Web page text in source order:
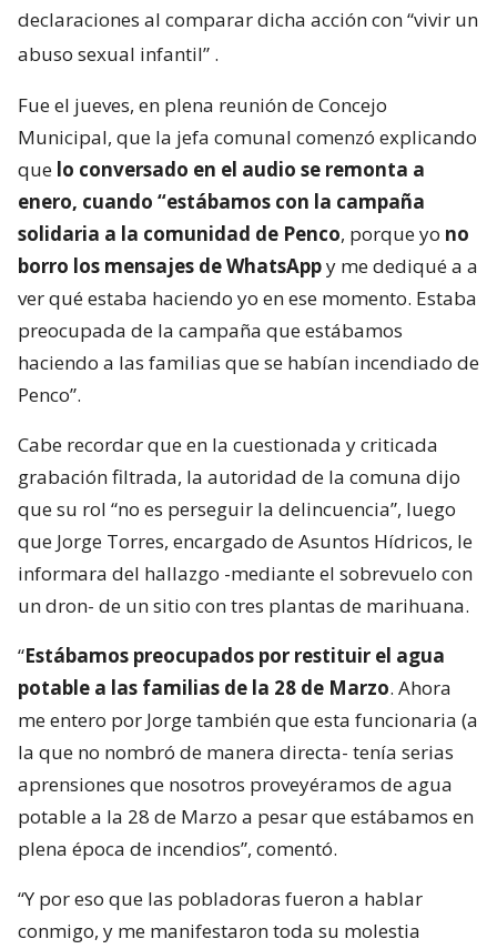
declaraciones al comparar dicha acción con “vivir un
abuso sexual infantil” .
Fue el jueves, en plena reunión de Concejo
Municipal, que la jefa comunal comenzó explicando
que lo conversado en el audio se remonta a
enero, cuando “estábamos con la campaña
solidaria a la comunidad de Penco, porque yo no
borro los mensajes de WhatsAppy me dediqué a a
ver qué estaba haciendo yo en ese momento. Estaba
preocupada de la campaña que estábamos
haciendo a las familias que se habían incendiado de
Penco”.
Cabe recordar que en la cuestionada y criticada
grabación filtrada, la autoridad de la comuna dijo
que su rol “no es perseguir la delincuencia”, luego
que Jorge Torres, encargado de Asuntos Hídricos, le
informara del hallazgo -mediante el sobrevuelo con
un dron- de un sitio con tres plantas de marihuana.
“Estábamos preocupados por restituir el agua
potable a las familias de la 28 de Marzo. Ahora
me entero por Jorge también que esta funcionaria (a
la que no nombró de manera directa- tenía serias
aprensiones que nosotros proveyéramos de agua
potable a la 28 de Marzo a pesar que estábamos en
plena época de incendios”, comentó.
“Y por eso que las pobladoras fueron a hablar
conmigo, y me manifestaron toda su molestia